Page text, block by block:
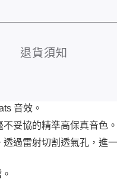
退貨須知
音效。
妥協的精準高保真音色。
過雷射切割透氣孔，進